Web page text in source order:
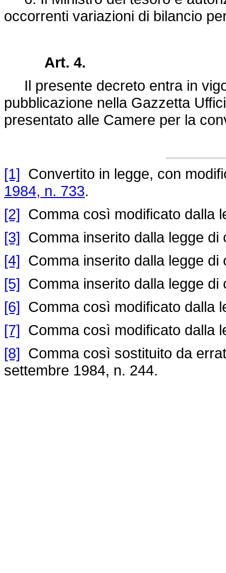
occorrenti variazioni di bilancio
Art. 4.
Il presente decreto entra in
pubblicazione nella Gazzetta
presentato alle Camere per la
[1] Convertito in legge, con
1984, n. 733.
[2] Comma così modificato dalla
[3] Comma inserito dalla legge di
[4] Comma inserito dalla legge di
[5] Comma inserito dalla legge di
[6] Comma così modificato dalla
[7] Comma così modificato dalla
[8] Comma così sostituito da
settembre 1984, n. 244.